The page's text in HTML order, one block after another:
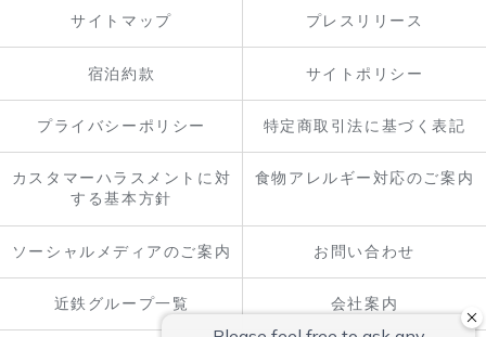
サイトマップ プレスリリース
宿泊約款 サイトポリシー
プライバシーポリシー 特定商取引法に基づく表記
カスタマーハラスメントに対
する基本方針
食物アレルギー対応のご案内
ソーシャルメディアのご案内 お問い合わせ
近鉄グループ一覧 会社案内